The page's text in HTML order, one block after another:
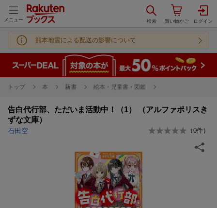
メニュー
熊本地震による配送の影響について
トップ 本 新書 絵本・児童書・図鑑
告白代行部、ただいま活動中！（1） （アルファポリスき
ずな文庫）
石田空 （0件）